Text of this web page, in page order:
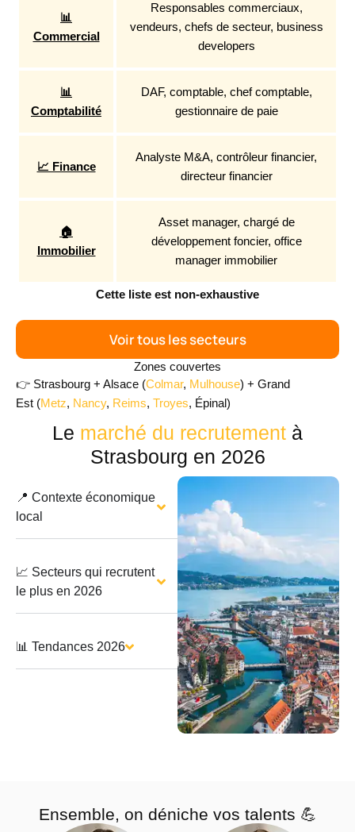
📊
Commercial
Responsables commerciaux,
vendeurs, chefs de secteur, business
developers
📊
Comptabilité
DAF, comptable, chef comptable,
gestionnaire de paie
📈 Finance
Analyste M&A, contrôleur financier,
directeur financier
🏠
Immobilier
Asset manager, chargé de
développement foncier, office
manager immobilier
Cette liste est non-exhaustive
Voir tous les secteurs
Zones couvertes
👉 Strasbourg + Alsace (Colmar, Mulhouse) + Grand
Est (Metz, Nancy, Reims, Troyes, Épinal)
Le marché du recrutement à
Strasbourg en 2026
📍 Contexte économique
local
📈 Secteurs qui recrutent
le plus en 2026
📊 Tendances 2026
Ensemble, on déniche vos talents 💪